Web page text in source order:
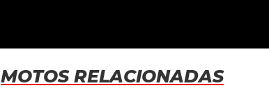
MOTOS RELACIONADAS